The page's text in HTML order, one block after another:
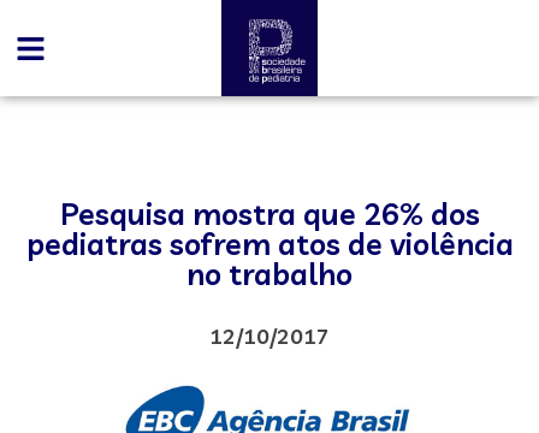
Pesquisa mostra que 26% dos
pediatras sofrem atos de violência
no trabalho
12/10/2017